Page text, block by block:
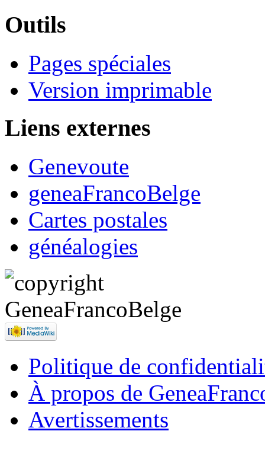
Outils
Pages spéciales
Version imprimable
Liens externes
Genevoute
geneaFrancoBelge
Cartes postales
généalogies
Politique de
À propos de
Avertissements